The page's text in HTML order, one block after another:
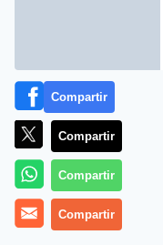
El Ministerio de
Compartir
Compartir
Compartir
Compartir